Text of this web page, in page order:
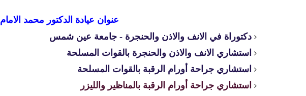
عنوان عيادة الدكتور محمد الامام
دكتوراة في الانف والاذن والحنجرة - جامعة عين شمس
استشاري الانف والاذن والحنجرة بالقوات المسلحة
استشاري جراحة أورام الرقبة بالقوات المسلحة
استشاري جراحة أورام الرقبة بالمناظير والليزر